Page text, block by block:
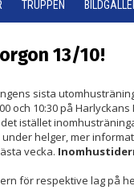
TRUPPEN
13/10!
sista
och 10:30 på Harlyckans
istället
helger, mer
vecka.
för respektive lag på